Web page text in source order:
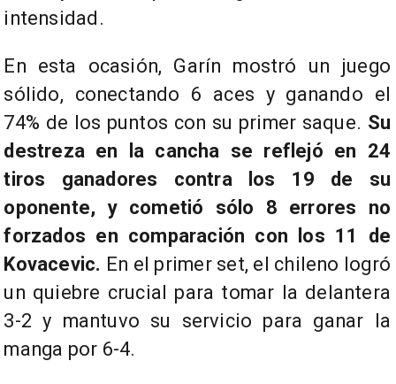
intensidad.
En esta ocasión, Garín mostró un juego
sólido, conectando 6 aces y ganando el
74% de los puntos con su primer saque. Su
destreza en la cancha se reflejó en 24
tiros ganadores contra los 19 de su
oponente, y cometió sólo 8 errores no
forzados en comparación con los 11 de
Kovacevic. En el primer set, el chileno logró
un quiebre crucial para tomar la delantera
3-2 y mantuvo su servicio para ganar la
manga por 6-4.